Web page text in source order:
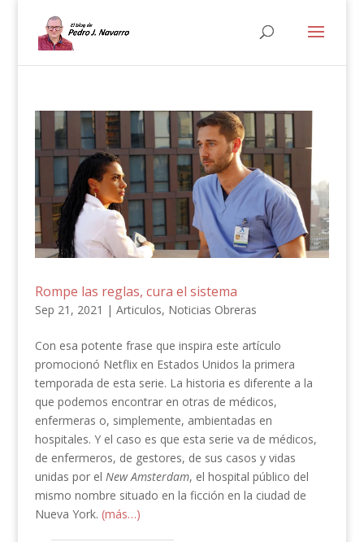
Rompe las reglas, cura el sistema
Sep 21, 2021 | Articulos, Noticias Obreras
Con esa potente frase que inspira este artículo
promocionó Netflix en Estados Unidos la primera
temporada de esta serie. La historia es diferente a la
que podemos encontrar en otras de médicos,
enfermeras o, simplemente, ambientadas en
hospitales. Y el caso es que esta serie va de médicos,
de enfermeros, de gestores, de sus casos y vidas
unidas por el New Amsterdam, el hospital público del
mismo nombre situado en la ficción en la ciudad de
Nueva York. (más…)